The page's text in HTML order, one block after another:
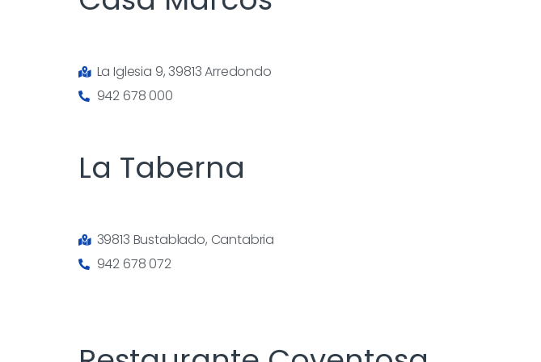
La Iglesia 9, 39813 Arredondo
942 678 000
La Taberna
39813 Bustablado, Cantabria
942 678 072